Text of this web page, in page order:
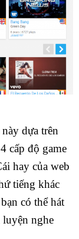
dựa trên
cấp độ game
hay của web
tiếng khác
có thể hát
nghe